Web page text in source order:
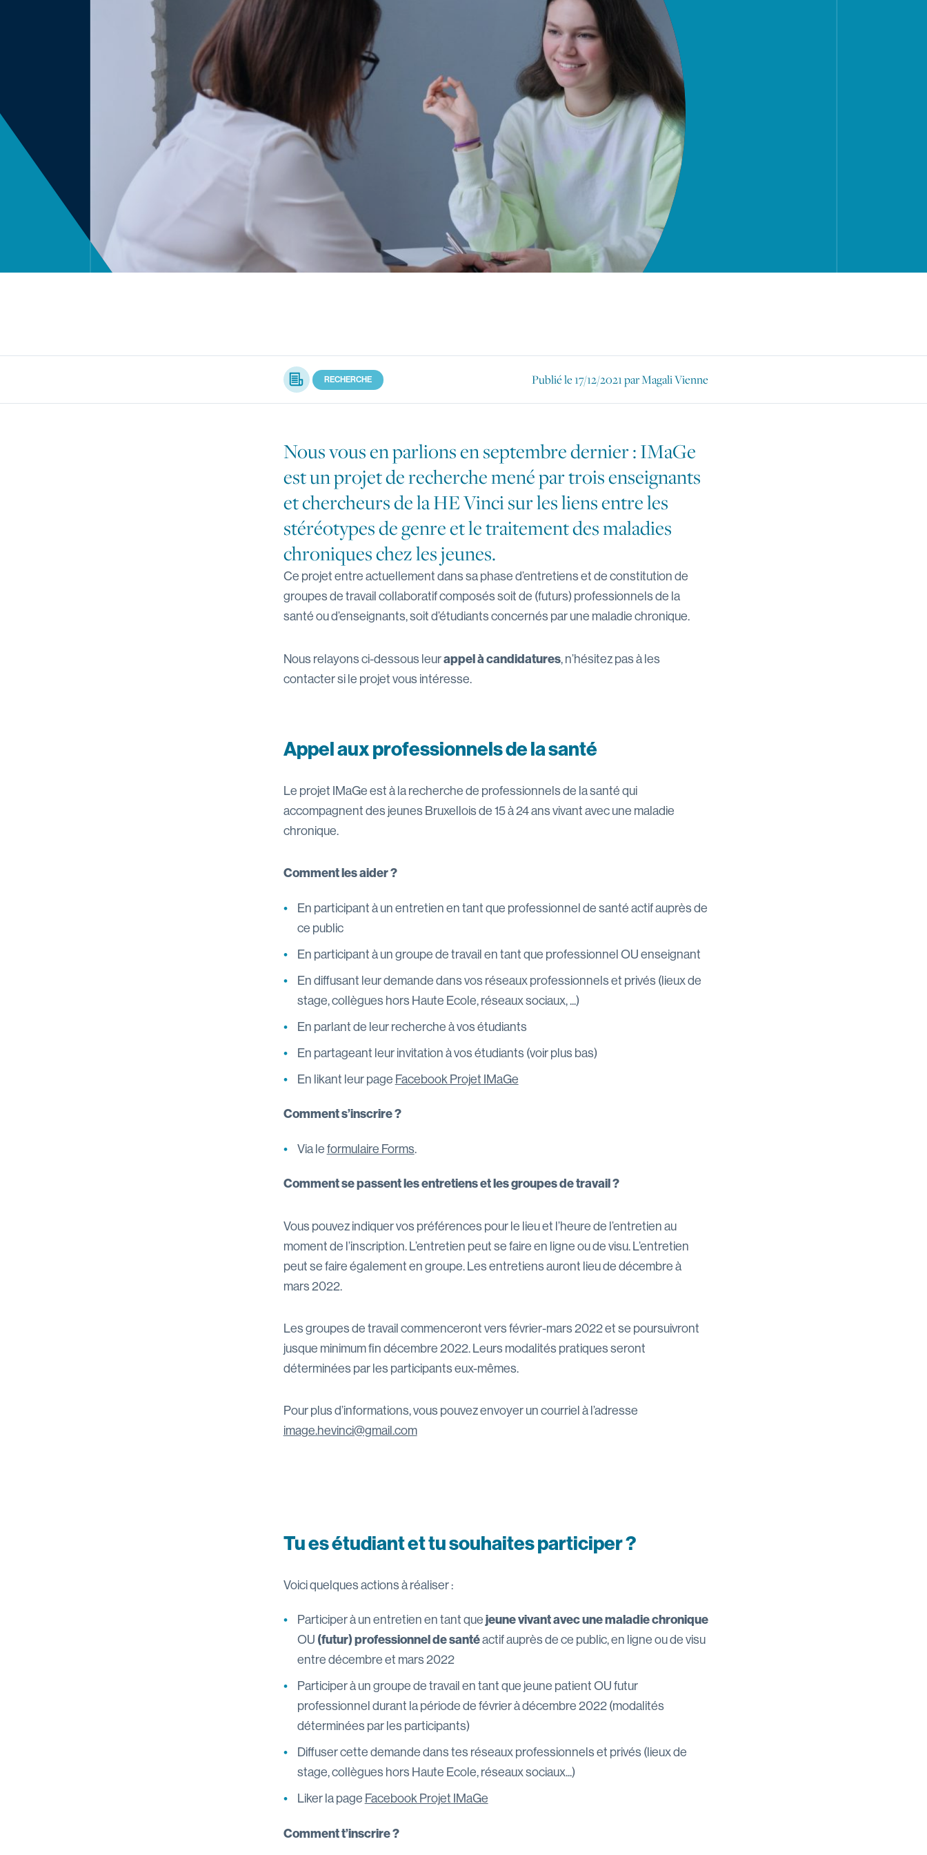
Article RECHERCHE Publié le 17/12/2021par Magali Vienne
Nous vous en parlions enseptembre dernier: IMaGe
est un projet de recherche mené par trois enseignants
et chercheurs de la HE Vinci sur les liens entre les
stéréotypes de genre et le traitement des maladies
chroniques chez les jeunes.
Ce projet entre actuellement dans sa phase d’entretiens et de constitution de
groupes de travail collaboratif composés soit de (futurs) professionnels de la
santé ou d’enseignants, soit d’étudiants concernés par une maladie chronique.
Nous relayons ci-dessous leurappel à candidatures, n’hésitez pas à les
contacter si le projet vous intéresse.
Appel aux professionnels de la santé
Le projet IMaGe est à la recherche de professionnels de la santé qui
accompagnent des jeunes Bruxellois de 15 à 24 ans vivant avec une maladie
chronique.
Comment les aider ?
En participant à un entretien en tant que professionnel de santé actif auprès de
ce public
En participant à un groupe de travail en tant que professionnel OU enseignant
En diffusant leur demande dans vos réseaux professionnels et privés (lieux de
stage, collègues hors Haute Ecole, réseaux sociaux, ...)
En parlant de leur recherche à vos étudiants
En partageant leur invitation à vos étudiants (voir plus bas)
En likant leur page Facebook Projet IMaGe
Comment s’inscrire ?
Via leformulaire Forms.
Comment se passent les entretiens et les groupes de travail ?
Vous pouvez indiquer vos préférences pour le lieu et l’heure de l’entretien au
moment de l’inscription. L’entretien peut se faire en ligne ou de visu. L’entretien
peut se faire également en groupe. Les entretiens auront lieu de décembre à
mars 2022.
Les groupes de travail commenceront vers février-mars 2022 et se poursuivront
jusque minimum fin décembre 2022. Leurs modalités pratiques seront
déterminées par les participants eux-mêmes.
Pour plus d’informations, vous pouvez envoyer un courriel à l’adresse
image.hevinci@gmail.com
Tu es étudiant et tu souhaites participer ?
Voici quelques actions à réaliser :
Participer à un entretien en tant quejeune vivant avec une maladie chronique
OU (futur) professionnel de santéactif auprès de ce public, en ligne ou de visu
entre décembre et mars 2022
Participer à un groupe de travail en tant que jeune patient OU futur
professionnel durant la période de février à décembre 2022 (modalités
déterminées par les participants)
Diffuser cette demande dans tes réseaux professionnels et privés (lieux de
stage, collègues hors Haute Ecole, réseaux sociaux...)
Liker la page Facebook Projet IMaGe
Comment t’inscrire ?